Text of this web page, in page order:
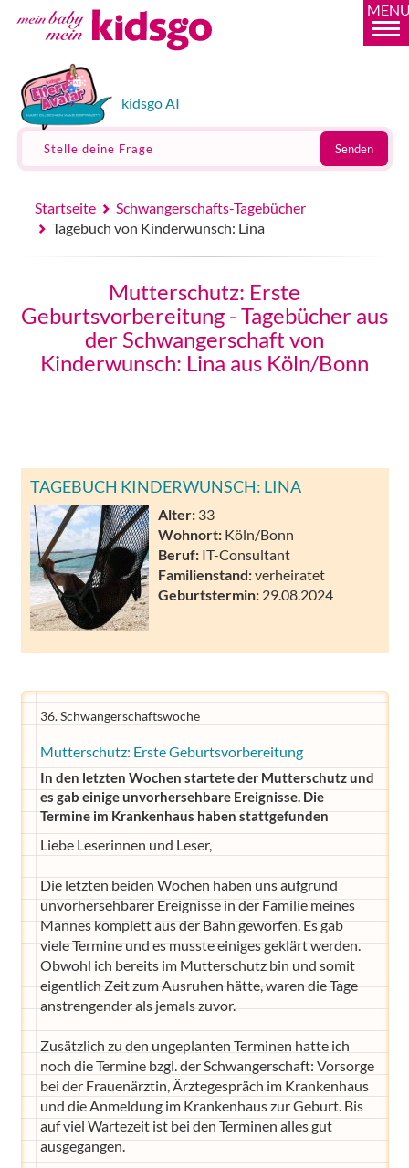
kidsgo AI
Stelle deine Frage Senden
Startseite
Schwangerschafts-Tagebücher
Tagebuch von Kinderwunsch: Lina
Mutterschutz: Erste
Geburtsvorbereitung - Tagebücher aus
der Schwangerschaft von
Kinderwunsch: Lina aus Köln/Bonn
TAGEBUCH KINDERWUNSCH: LINA
Alter: 33
Wohnort: Köln/Bonn
Beruf: IT-Consultant
Familienstand:verheiratet
Geburtstermin: 29.08.2024
36. Schwangerschaftswoche
Mutterschutz: Erste Geburtsvorbereitung
In den letzten Wochen startete der Mutterschutz und
es gab einige unvorhersehbare Ereignisse. Die
Termine im Krankenhaus haben stattgefunden
Liebe Leserinnen und Leser,
Die letzten beiden Wochen haben uns aufgrund
unvorhersehbarer Ereignisse in der Familie meines
Mannes komplett aus der Bahn geworfen. Es gab
viele Termine und es musste einiges geklärt werden.
Obwohl ich bereits im Mutterschutz bin und somit
eigentlich Zeit zum Ausruhen hätte, waren die Tage
anstrengender als jemals zuvor.
Zusätzlich zu den ungeplanten Terminen hatte ich
noch die Termine bzgl. der Schwangerschaft: Vorsorge
bei der Frauenärztin, Ärztegespräch im Krankenhaus
und die Anmeldung im Krankenhaus zur Geburt. Bis
auf viel Wartezeit ist bei den Terminen alles gut
ausgegangen.